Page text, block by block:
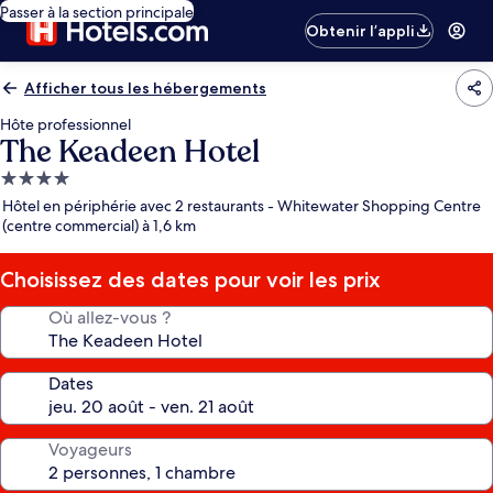
Passer à la section principale
Obtenir l’appli
Afficher tous les hébergements
Hôte professionnel
The Keadeen Hotel
Hébergement
4.0 étoiles
Hôtel en périphérie avec 2 restaurants - Whitewater Shopping Centre
(centre commercial) à 1,6 km
Choisissez des dates pour voir les prix
Où allez-vous ?
Dates
Voyageurs